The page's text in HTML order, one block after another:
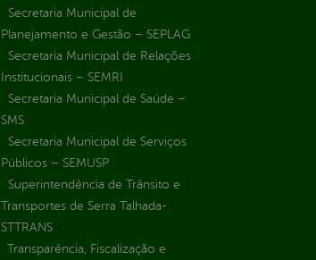
Secretaria Municipal de
Planejamento e Gestão – SEPLAG
Secretaria Municipal de Relações
Institucionais – SEMRI
Secretaria Municipal de Saúde –
SMS
Secretaria Municipal de Serviços
Públicos – SEMUSP
Superintendência de Trânsito e
Transportes de Serra Talhada-
STTRANS
Transparência, Fiscalização e